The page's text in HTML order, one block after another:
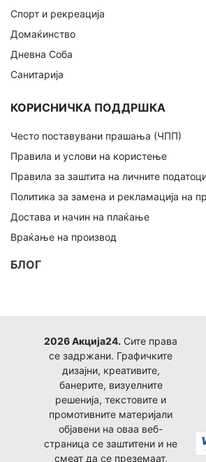
Спорт и рекреација
Домаќинство
Дневна Соба
Санитарија
КОРИСНИЧКА ПОДДРШКА
Често поставувани прашања (ЧПП)
Правила и услови на користење
Правила за заштита на личните
Политика за замена и рекламација на
Достава и начин на плаќање
Враќање на производ
БЛОГ
2026 Акција24. Сите права
се задржани. Графичките
дизајни, креативите,
банерите, визуелните
решенија, текстовите и
промотивните материјали
објавени на оваа веб-
страница се заштитени и не
смеат да се преземаат,